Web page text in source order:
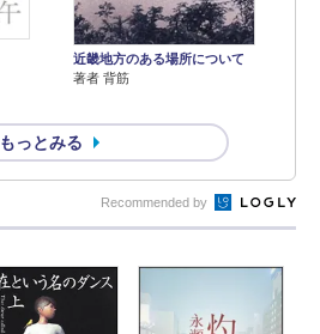
近畿地方のある場所について
著者 背筋
もっとみる
Recommended by